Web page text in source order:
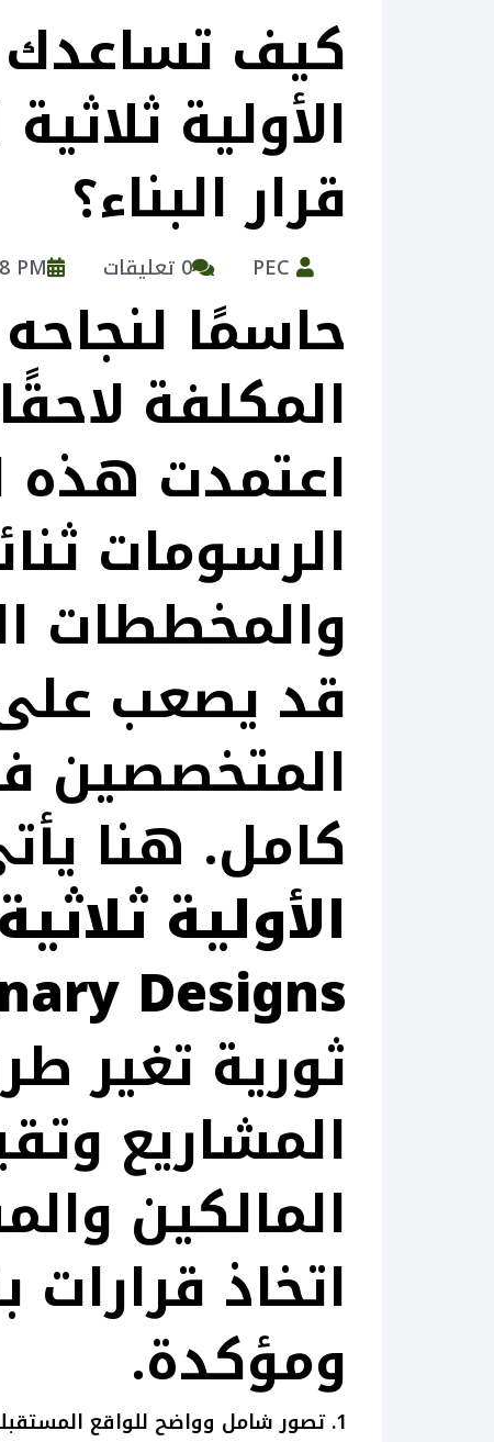
كيف تساعدك
الأولية
قرار البناء؟
0 تعليقات PM
حاسمًا
المكلفة
اعتمدت هذه
الرسومات
والمخططات
قد يصعب
المتخصصين
كامل. هنا
Designs)
ثورية تغير
المشاريع
المالكين
اتخاذ قرارات
ومؤكدة.
1. تصور شامل وواضح للواقع المستقبلي: